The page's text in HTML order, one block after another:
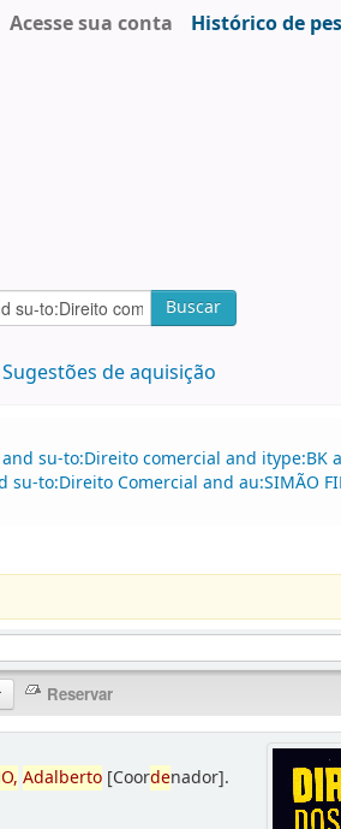
Acesse sua conta Histórico de
Buscar
Sugestões de aquisição
su-to:Direito comercial and itype:BK
su-to:Direito Comercial and au:SIMÃO
Adalberto [Coordenador].